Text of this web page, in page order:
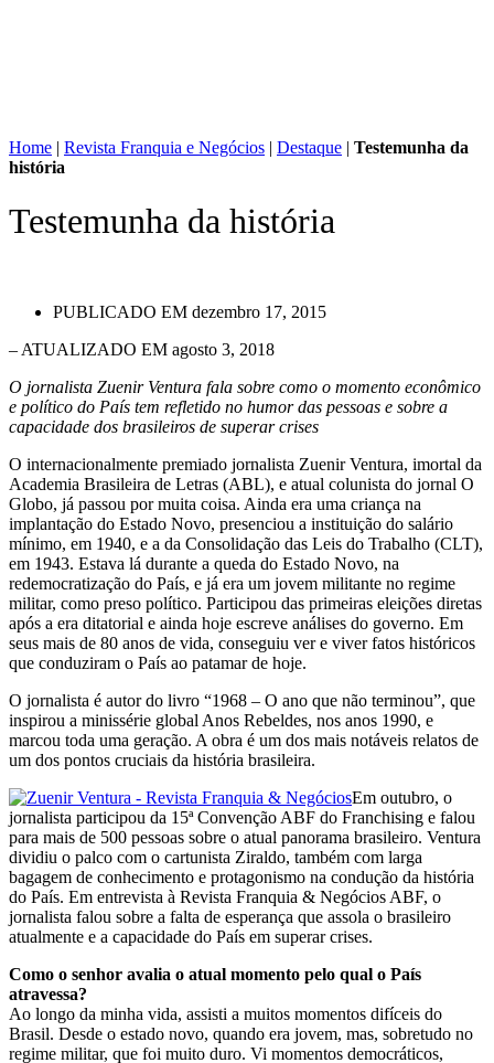
Home | Revista Franquia e Negócios | Destaque | Testemunha da
história
Testemunha da história
PUBLICADO EM dezembro 17, 2015
– ATUALIZADO EM agosto 3, 2018
O jornalista Zuenir Ventura fala sobre como o momento econômico
e político do País tem refletido no humor das pessoas e sobre a
capacidade dos brasileiros de superar crises
O internacionalmente premiado jornalista Zuenir Ventura, imortal da
Academia Brasileira de Letras (ABL), e atual colunista do jornal O
Globo, já passou por muita coisa. Ainda era uma criança na
implantação do Estado Novo, presenciou a instituição do salário
mínimo, em 1940, e a da Consolidação das Leis do Trabalho (CLT),
em 1943. Estava lá durante a queda do Estado Novo, na
redemocratização do País, e já era um jovem militante no regime
militar, como preso político. Participou das primeiras eleições diretas
após a era ditatorial e ainda hoje escreve análises do governo. Em
seus mais de 80 anos de vida, conseguiu ver e viver fatos históricos
que conduziram o País ao patamar de hoje.
O jornalista é autor do livro “1968 – O ano que não terminou”, que
inspirou a minissérie global Anos Rebeldes, nos anos 1990, e
marcou toda uma geração. A obra é um dos mais notáveis relatos de
um dos pontos cruciais da história brasileira.
Em outubro, o
jornalista participou da 15ª Convenção ABF do Franchising e falou
para mais de 500 pessoas sobre o atual panorama brasileiro. Ventura
dividiu o palco com o cartunista Ziraldo, também com larga
bagagem de conhecimento e protagonismo na condução da história
do País. Em entrevista à Revista Franquia & Negócios ABF, o
jornalista falou sobre a falta de esperança que assola o brasileiro
atualmente e a capacidade do País em superar crises.
Como o senhor avalia o atual momento pelo qual o País
atravessa?
Ao longo da minha vida, assisti a muitos momentos difíceis do
Brasil. Desde o estado novo, quando era jovem, mas, sobretudo no
regime militar, que foi muito duro. Vi momentos democráticos,